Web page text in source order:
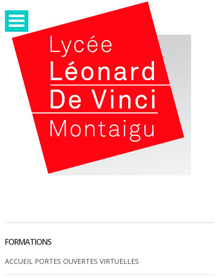
FORMATIONS
ACCUEIL PORTES OUVERTES VIRTUELLES